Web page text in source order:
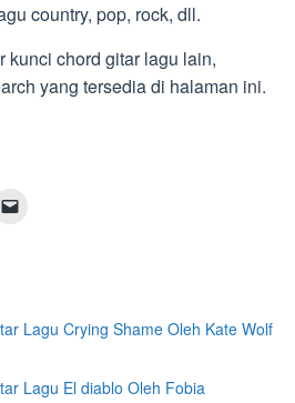
country, pop, rock, dll.
kunci chord gitar lagu lain,
yang tersedia di halaman ini.
Lagu Crying Shame Oleh Kate Wolf
Lagu El diablo Oleh Fobia